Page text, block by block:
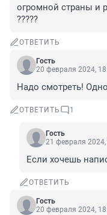
огромной страны и
?????
ОТВЕТИТЬ
Гость
20 февраля 2024,
Надо смотреть!
ОТВЕТИТЬ 1
Гость
21 февраля 2024,
Если хочешь
ОТВЕТИТЬ
Гость
20 февраля 2024,